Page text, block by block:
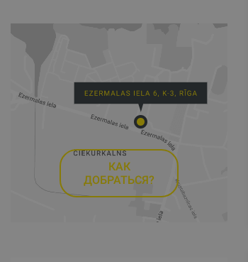
КАК
ДОБРАТЬСЯ?